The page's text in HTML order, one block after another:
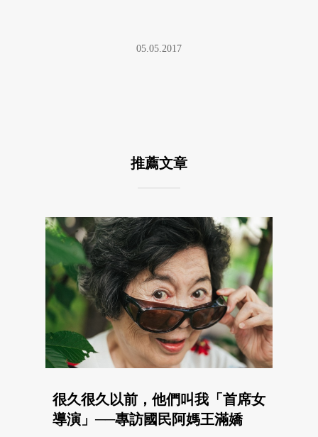
05.05.2017
推薦文章
很久很久以前，他們叫我「首席女
導演」──專訪國民阿媽王滿嬌